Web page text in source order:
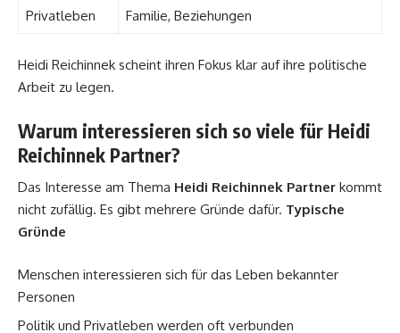
Privatleben Familie, Beziehungen
Heidi Reichinnek scheint ihren Fokus klar auf ihre politische
Arbeit zu legen.
Warum interessieren sich so viele für Heidi
Reichinnek Partner?
Das Interesse am Thema Heidi Reichinnek Partner kommt
nicht zufällig. Es gibt mehrere Gründe dafür. Typische
Gründe
Menschen interessieren sich für das Leben bekannter
Personen
Politik und Privatleben werden oft verbunden